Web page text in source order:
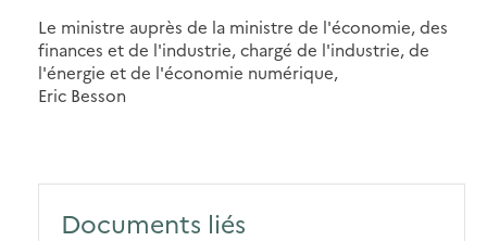
Le ministre auprès de la ministre de l'économie, des
finances et de l'industrie, chargé de l'industrie, de
l'énergie et de l'économie numérique,
Eric Besson
Documents liés